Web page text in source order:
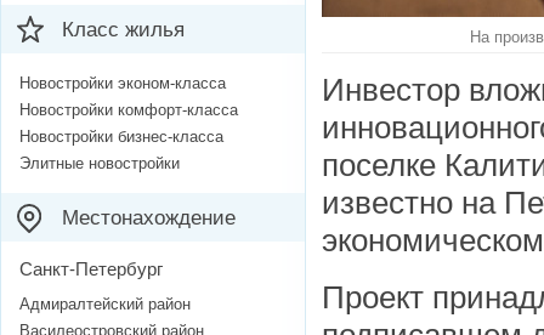
На
Инвестор
поселке
известно на
Проект
Класс жилья
Новостройки эконом-класса
Новостройки комфорт-класса
Новостройки бизнес-класса
Элитные новостройки
Местонахождение
Санкт-Петербург
Адмиралтейский район
Василеостровский район